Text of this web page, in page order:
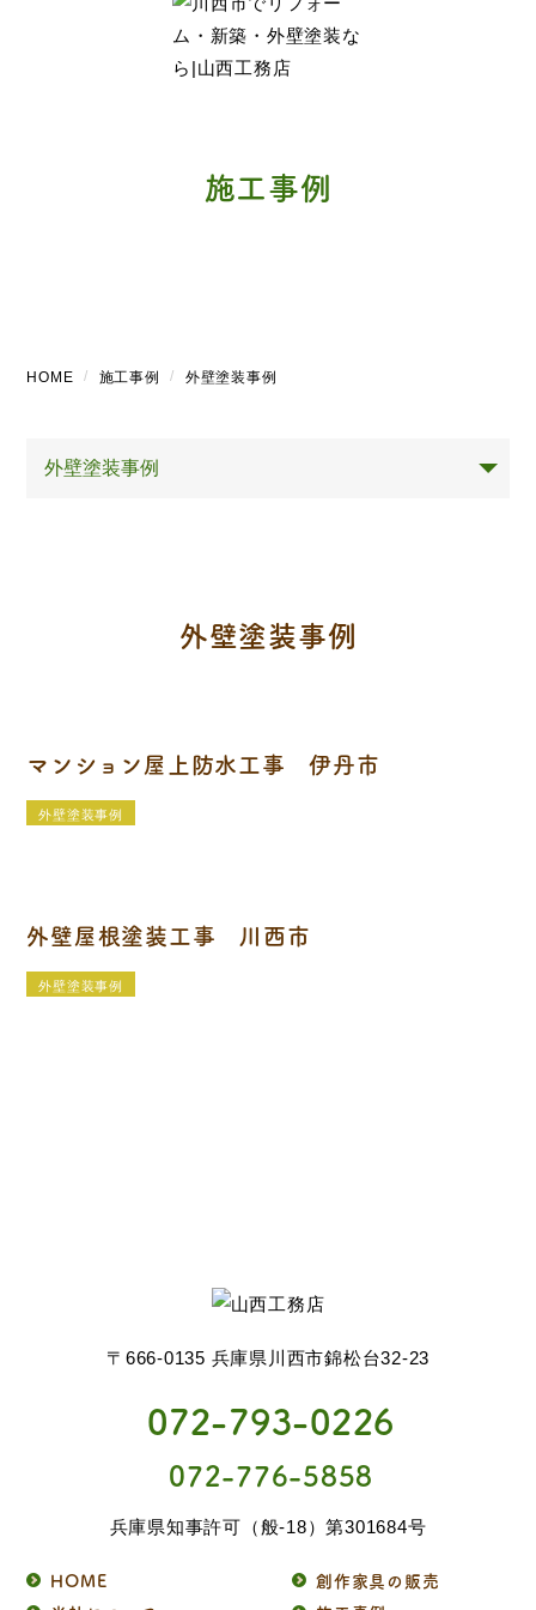
施工事例
HOME 施工事例 外壁塗装事例
外壁塗装事例
マンション屋上防水工事 伊丹市
外壁塗装事例
外壁屋根塗装工事 川西市
外壁塗装事例
〒666-0135 兵庫県川西市錦松台32-23
072-793-0226
072-776-5858
兵庫県知事許可（般-18）第301684号
HOME
創作家具の販売